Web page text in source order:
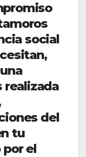
social
realizada
del
tu
por el